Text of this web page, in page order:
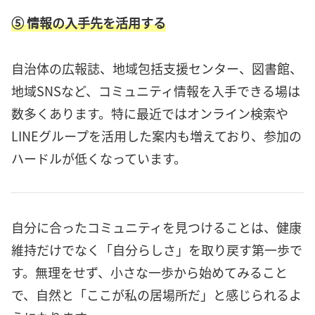
⑤ 情報の入手先を活用する
自治体の広報誌、地域包括支援センター、図書館、
地域SNSなど、コミュニティ情報を入手できる場は
数多くあります。特に最近ではオンライン検索や
LINEグループを活用した案内も増えており、参加の
ハードルが低くなっています。
自分に合ったコミュニティを見つけることは、健康
維持だけでなく「自分らしさ」を取り戻す第一歩で
す。無理をせず、小さな一歩から始めてみること
で、自然と「ここが私の居場所だ」と感じられるよ